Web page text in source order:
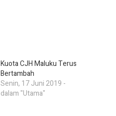
Kuota CJH Maluku Terus
Bertambah
Senin, 17 Juni 2019 -
dalam "Utama"